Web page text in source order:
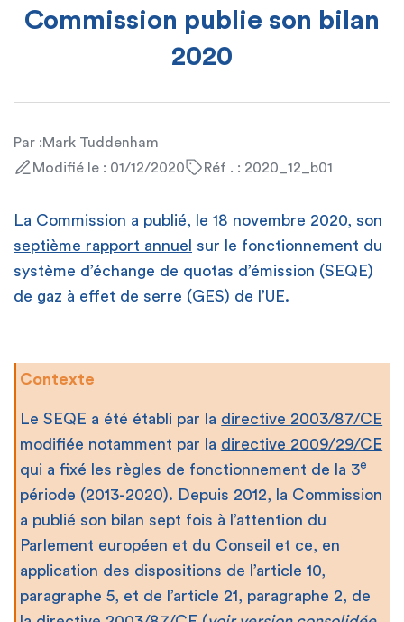
Commission publie son bilan
2020
Par :Mark Tuddenham
Modifié le : 01/12/2020
Réf . : 2020_12_b01
La Commission a publié, le 18 novembre 2020, son
septième rapport annuel
sur le fonctionnement du
système d’échange de quotas d’émission (SEQE)
de gaz à effet de serre (GES) de l’UE.
Contexte
Le SEQE a été établi par la directive 2003/87/CE
modifiée notamment par la directive 2009/29/CE
qui a fixé les règles de fonctionnement de la 3e
période (2013-2020). Depuis 2012, la Commission
a publié son bilan sept fois à l’attention du
Parlement européen et du Conseil et ce, en
application des dispositions de l’article 10,
paragraphe 5, et de l’article 21, paragraphe 2, de